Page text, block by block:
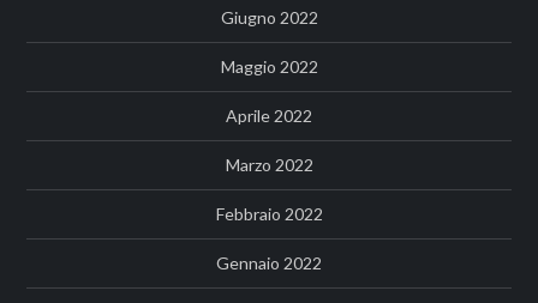
Giugno 2022
Maggio 2022
Aprile 2022
Marzo 2022
Febbraio 2022
Gennaio 2022